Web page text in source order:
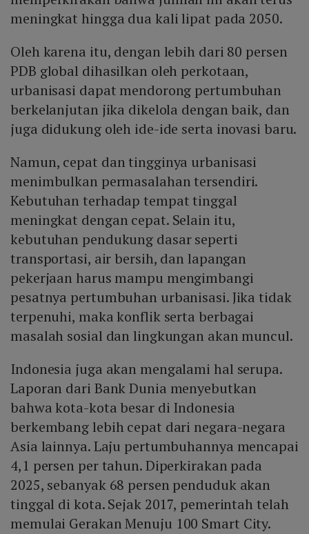
meningkat hingga dua kali lipat pada 2050.
Oleh karena itu, dengan lebih dari 80 persen
PDB global dihasilkan oleh perkotaan,
urbanisasi dapat mendorong pertumbuhan
berkelanjutan jika dikelola dengan baik, dan
juga didukung oleh ide-ide serta inovasi baru.
Namun, cepat dan tingginya urbanisasi
menimbulkan permasalahan tersendiri.
Kebutuhan terhadap tempat tinggal
meningkat dengan cepat. Selain itu,
kebutuhan pendukung dasar seperti
transportasi, air bersih, dan lapangan
pekerjaan harus mampu mengimbangi
pesatnya pertumbuhan urbanisasi. Jika tidak
terpenuhi, maka konflik serta berbagai
masalah sosial dan lingkungan akan muncul.
Indonesia juga akan mengalami hal serupa.
Laporan dari Bank Dunia menyebutkan
bahwa kota-kota besar di Indonesia
berkembang lebih cepat dari negara-negara
Asia lainnya. Laju pertumbuhannya mencapai
4,1 persen per tahun. Diperkirakan pada
2025, sebanyak 68 persen penduduk akan
tinggal di kota. Sejak 2017, pemerintah telah
memulai Gerakan Menuju 100 Smart City.